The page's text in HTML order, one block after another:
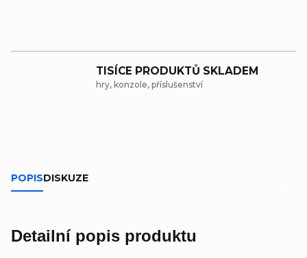
TISÍCE PRODUKTŮ SKLADEM
hry, konzole, příslušenství
POPISDISKUZE
Detailní popis produktu